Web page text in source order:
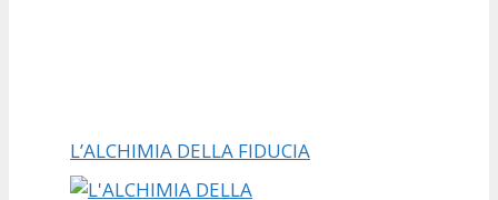
L’ALCHIMIA DELLA FIDUCIA